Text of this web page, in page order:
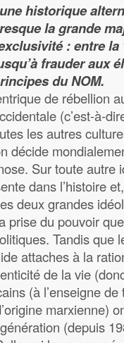
historique
la grande
: entre
frauder aux
du NOM.
de rébellion
(c’est-à-
les autres
décide
Sur toute autre
dans l’histoire
deux grandes
prise du pouvoir
Tandis que
attaches à la
de la vie
(à l’enseigne
marxienne)
(depuis